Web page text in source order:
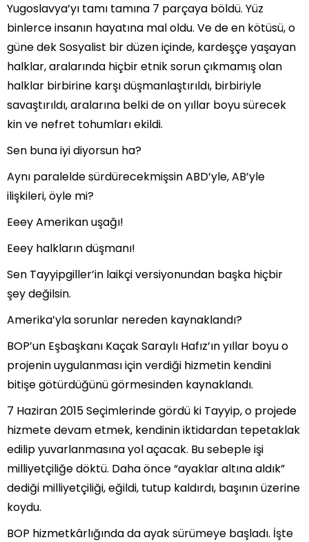
Yugoslavya’yı tamı tamına 7 parçaya böldü. Yüz
binlerce insanın hayatına mal oldu. Ve de en kötüsü, o
güne dek Sosyalist bir düzen içinde, kardeşçe yaşayan
halklar, aralarında hiçbir etnik sorun çıkmamış olan
halklar birbirine karşı düşmanlaştırıldı, birbiriyle
savaştırıldı, aralarına belki de on yıllar boyu sürecek
kin ve nefret tohumları ekildi.
Sen buna iyi diyorsun ha?
Aynı paralelde sürdürecekmişsin ABD’yle, AB’yle
ilişkileri, öyle mi?
Eeey Amerikan uşağı!
Eeey halkların düşmanı!
Sen Tayyipgiller’in laikçi versiyonundan başka hiçbir
şey değilsin.
Amerika’yla sorunlar nereden kaynaklandı?
BOP’un Eşbaşkanı Kaçak Saraylı Hafız’ın yıllar boyu o
projenin uygulanması için verdiği hizmetin kendini
bitişe götürdüğünü görmesinden kaynaklandı.
7 Haziran 2015 Seçimlerinde gördü ki Tayyip, o projede
hizmete devam etmek, kendinin iktidardan tepetaklak
edilip yuvarlanmasına yol açacak. Bu sebeple işi
milliyetçiliğe döktü. Daha önce “ayaklar altına aldık”
dediği milliyetçiliği, eğildi, tutup kaldırdı, başının üzerine
koydu.
BOP hizmetkârlığında da ayak sürümeye başladı. İşte